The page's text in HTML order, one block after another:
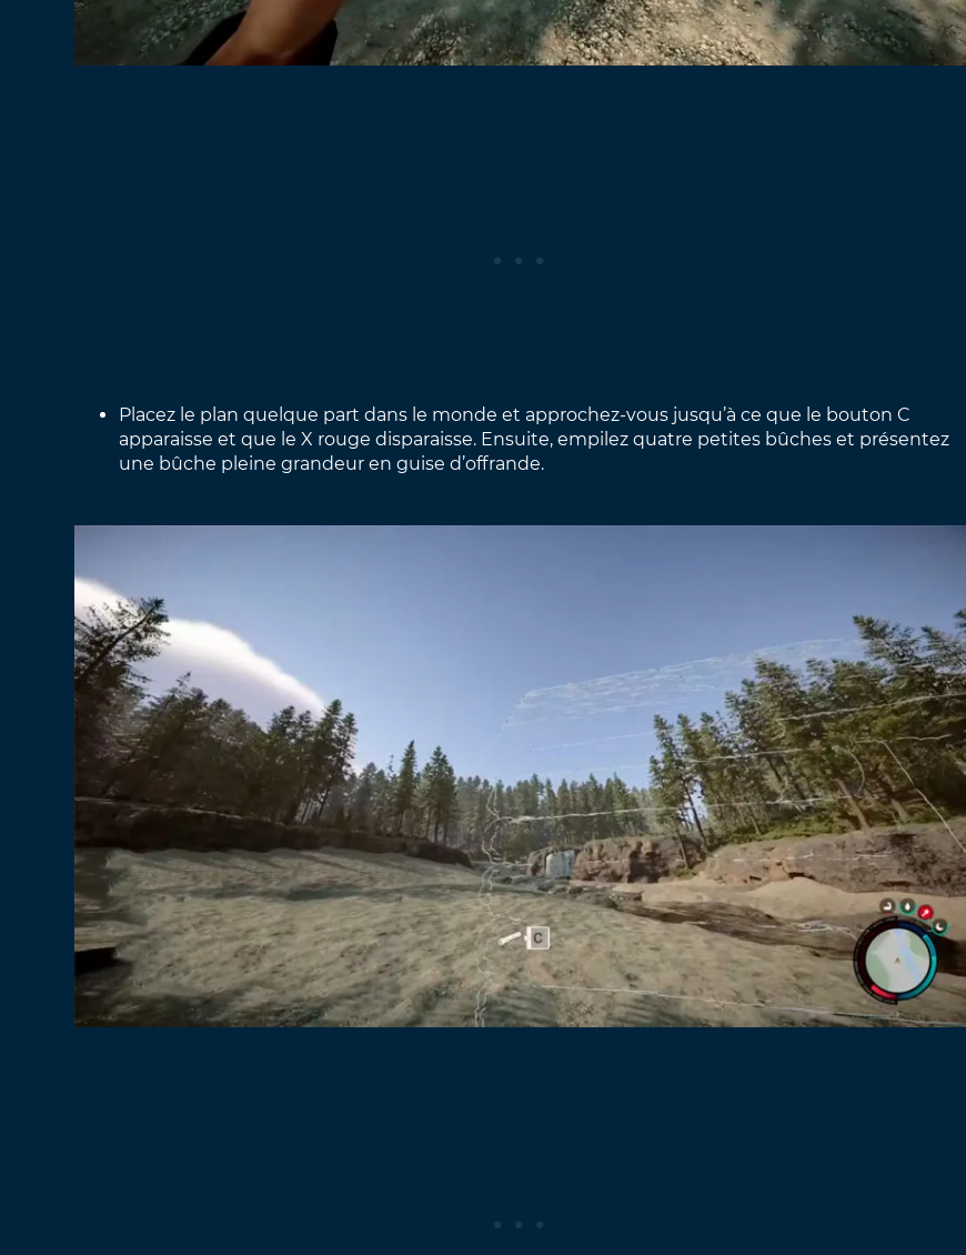
Placez le plan quelque part dans le monde et approchez-vous jusqu’à ce que le bouton C
apparaisse et que le X rouge disparaisse. Ensuite, empilez quatre petites bûches et présentez
une bûche pleine grandeur en guise d’offrande.